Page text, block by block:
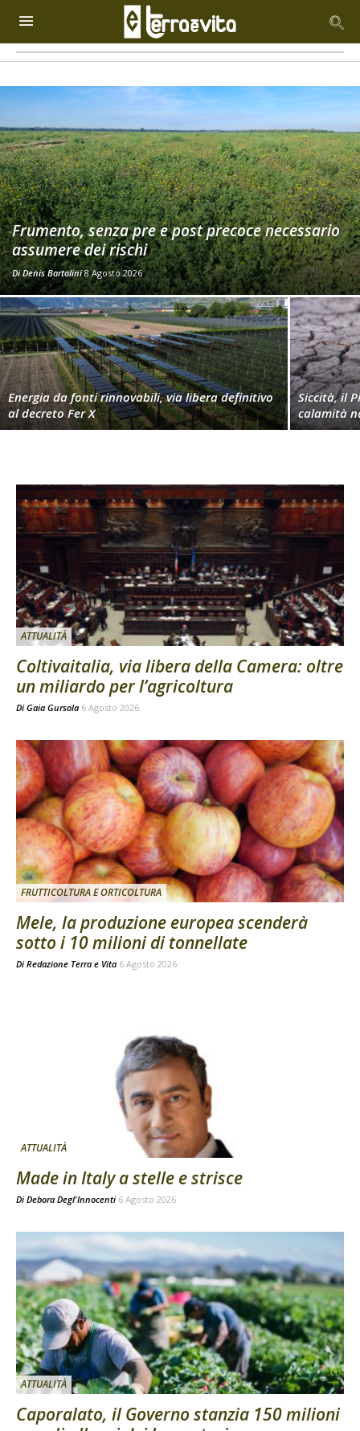
Frumento, senza pre e post precoce necessario
assumere dei rischi
DiDenis Bartolini 8 Agosto 2026
Energia da fonti rinnovabili, via libera definitivo
al decreto Fer X
Siccità, il
calamità
ATTUALITÀ
Coltivaitalia, via libera della Camera: oltre
un miliardo per l’agricoltura
Di Gaia Gursola 6 Agosto 2026
FRUTTICOLTURA E ORTICOLTURA
Mele, la produzione europea scenderà
sotto i 10 milioni di tonnellate
Di Redazione Terra e Vita 6 Agosto 2026
ATTUALITÀ
Made in Italy a stelle e strisce
Di Debora Degl'Innocenti 6 Agosto 2026
ATTUALITÀ
Caporalato, il Governo stanzia 150 milioni